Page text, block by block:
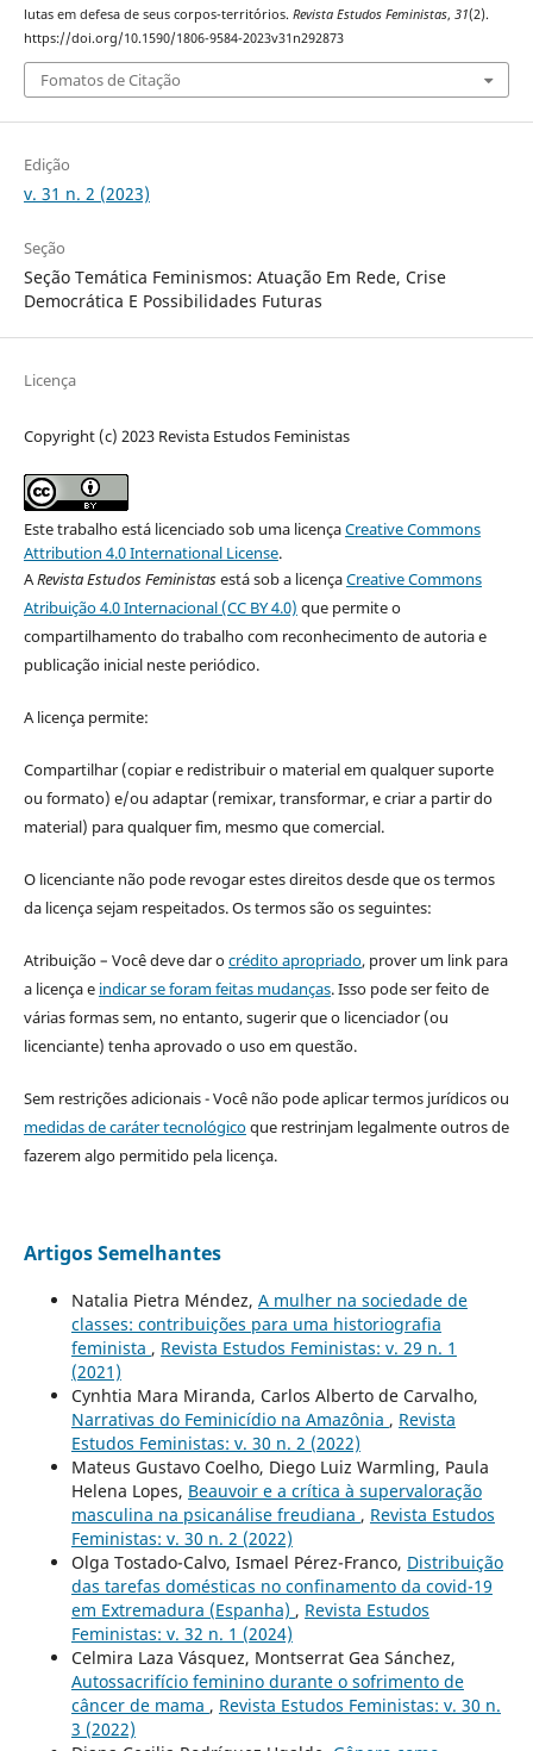
lutas em defesa de seus corpos-territórios. Revista Estudos Feministas, 31(2).
https://doi.org/10.1590/1806-9584-2023v31n292873
Fomatos de Citação
Edição
v. 31 n. 2 (2023)
Seção
Seção Temática Feminismos: Atuação Em Rede, Crise
Democrática E Possibilidades Futuras
Licença
Copyright (c) 2023 Revista Estudos Feministas
Este trabalho está licenciado sob uma licençaCreative Commons
Attribution 4.0 International License.
ARevista Estudos Feministasestá sob a licençaCreative Commons
Atribuição 4.0 Internacional (CC BY 4.0) que permite o
compartilhamento do trabalho com reconhecimento de autoria e
publicação inicial neste periódico.
A licença permite:
Compartilhar (copiar e redistribuir o material em qualquer suporte
ou formato) e/ou adaptar (remixar, transformar, e criar a partir do
material) para qualquer fim, mesmo que comercial.
O licenciante não pode revogar estes direitos desde que os termos
da licença sejam respeitados. Os termos são os seguintes:
Atribuição – Você deve dar ocrédito apropriado, prover um link para
a licença e indicar se foram feitas mudanças. Isso pode ser feito de
várias formas sem, no entanto, sugerir que o licenciador (ou
licenciante) tenha aprovado o uso em questão.
Sem restrições adicionais - Você não pode aplicar termos jurídicos ou
medidas de caráter tecnológicoque restrinjam legalmente outros de
fazerem algo permitido pela licença.
Artigos Semelhantes
Natalia Pietra Méndez, A mulher na sociedade de
classes: contribuições para uma historiografia
feminista , Revista Estudos Feministas: v. 29 n. 1
(2021)
Cynhtia Mara Miranda, Carlos Alberto de Carvalho,
Narrativas do Feminicídio na Amazônia , Revista
Estudos Feministas: v. 30 n. 2 (2022)
Mateus Gustavo Coelho, Diego Luiz Warmling, Paula
Helena Lopes, Beauvoir e a crítica à supervaloração
masculina na psicanálise freudiana , Revista Estudos
Feministas: v. 30 n. 2 (2022)
Olga Tostado-Calvo, Ismael Pérez-Franco, Distribuição
das tarefas domésticas no confinamento da covid-19
em Extremadura (Espanha) , Revista Estudos
Feministas: v. 32 n. 1 (2024)
Celmira Laza Vásquez, Montserrat Gea Sánchez,
Autossacrifício feminino durante o sofrimento de
câncer de mama , Revista Estudos Feministas: v. 30 n.
3 (2022)